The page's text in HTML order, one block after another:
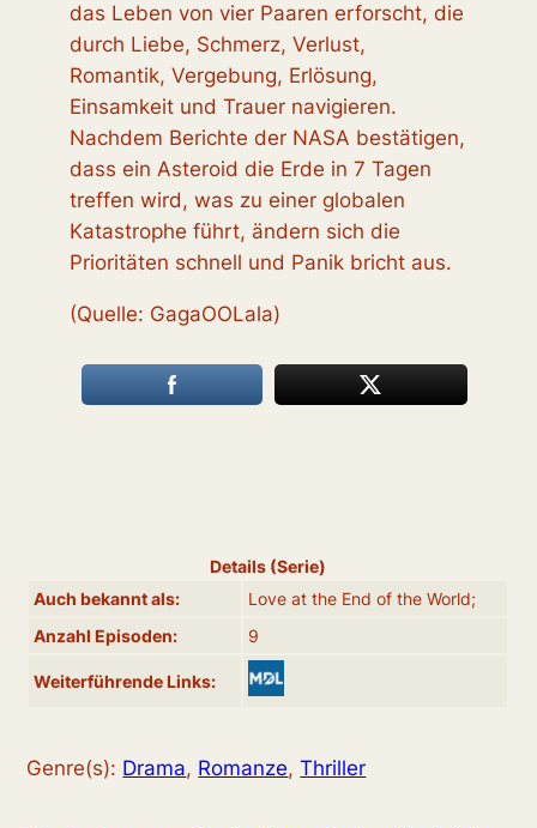
das Leben von vier Paaren erforscht, die
durch Liebe, Schmerz, Verlust,
Romantik, Vergebung, Erlösung,
Einsamkeit und Trauer navigieren.
Nachdem Berichte der NASA bestätigen,
dass ein Asteroid die Erde in 7 Tagen
treffen wird, was zu einer globalen
Katastrophe führt, ändern sich die
Prioritäten schnell und Panik bricht aus.
(Quelle: GagaOOLala)
Details (Serie)
Auch bekannt als:
Love at the End of the World;
Anzahl Episoden:
9
Weiterführende Links:
Genre(s): Drama, Romanze,Thriller